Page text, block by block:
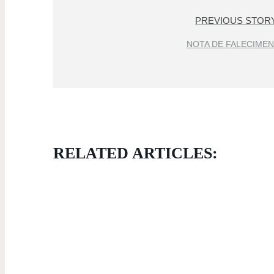
PREVIOUS
NOTA DE
RELATED ARTICLES: